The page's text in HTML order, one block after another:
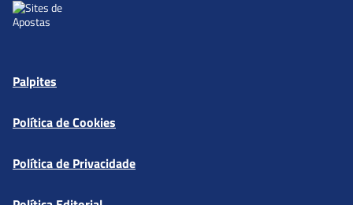
Palpites
Política de Cookies
Política de Privacidade